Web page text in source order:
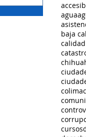
agua
baja
colima
cursos